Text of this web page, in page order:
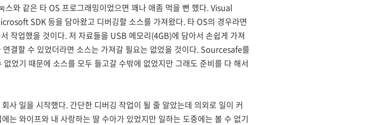
와 같은 타 OS 프로그래밍이었으면 꽤나 애좀 먹을 뻔 했다. Visual
SDK 등을 담아왔고 디버깅할 소스를 가져왔다. 타 OS의 경우라면
작업했을 것이다. 저 자료들을 USB 메모리(4GB)에 담아서 손쉽게 가져
결할 수 있었더라면 소스는 가져갈 필요는 없었을 것이다. Sourcesafe를
었기 때문에 소스를 모두 들고갈 수밖에 없었지만 그래도 준비를 다 해서
사 일을 시작했다. 간단한 디버깅 작업이 될 줄 알았는데 의외로 일이 커
는 와이프와 내 사랑하는 딸 수아가 있었지만 일하는 도중에는 볼 수 없기